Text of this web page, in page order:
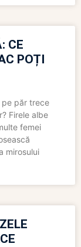
CE
POȚI
pe păr trece
Firele albe
femei
mirosului